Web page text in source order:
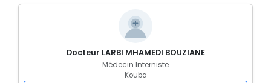
Docteur LARBI MHAMEDI BOUZIANE
Médecin Interniste
Kouba